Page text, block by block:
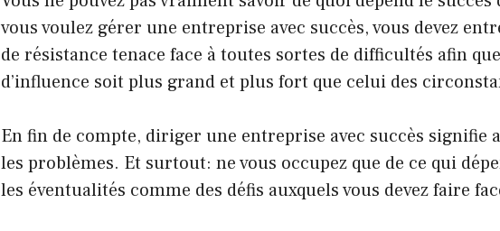
vous voulez gérer une entreprise avec succès, vous devez
de résistance tenace face à toutes sortes de difficultés afin
d’influence soit plus grand et plus fort que celui des
En fin de compte, diriger une entreprise avec succès signifie
les problèmes. Et surtout: ne vous occupez que de ce qui
les éventualités comme des défis auxquels vous devez faire